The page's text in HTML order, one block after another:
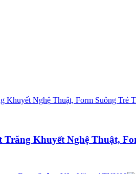
Khuyết Nghệ Thuật,